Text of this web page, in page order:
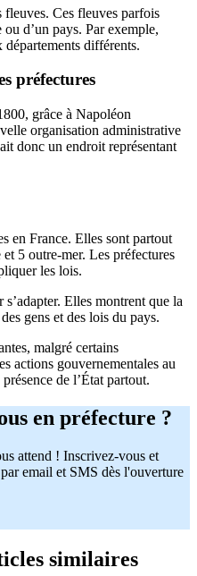
fleuves. Ces fleuves parfois
ou d’un pays. Par exemple,
différents.
préfectures
grâce à Napoléon
organisation administrative
donc un endroit représentant
en France. Elles sont partout
5 outre-mer. Les préfectures
les lois.
Elles montrent que la
gens et des lois du pays.
malgré certains
actions gouvernementales au
de l’État partout.
en préfecture ?
attend ! Inscrivez-vous et
email et SMS dès l'ouverture
similaires